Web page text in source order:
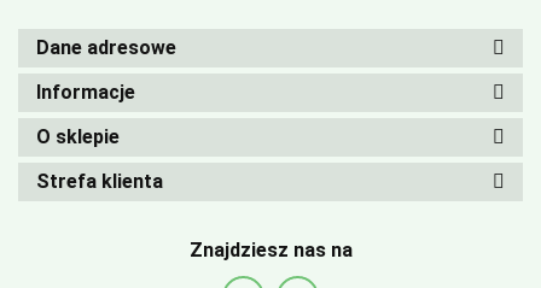
Dane adresowe
Informacje
O sklepie
Strefa klienta
Znajdziesz nas na